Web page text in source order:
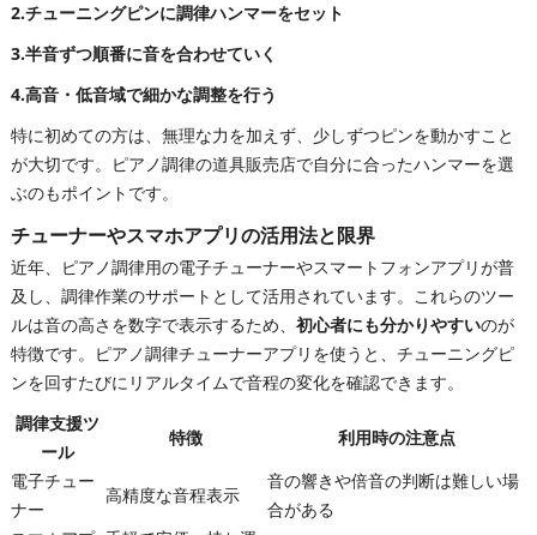
2.チューニングピンに調律ハンマーをセット
3.半音ずつ順番に音を合わせていく
4.高音・低音域で細かな調整を行う
特に初めての方は、無理な力を加えず、少しずつピンを動かすこと
が大切です。ピアノ調律の道具販売店で自分に合ったハンマーを選
ぶのもポイントです。
チューナーやスマホアプリの活用法と限界
近年、ピアノ調律用の電子チューナーやスマートフォンアプリが普
及し、調律作業のサポートとして活用されています。これらのツー
ルは音の高さを数字で表示するため、 初心者にも分かりやすいのが
特徴です。ピアノ調律チューナーアプリを使うと、チューニングピ
ンを回すたびにリアルタイムで音程の変化を確認できます。
調律支援ツ
ール
特徴
利用時の注意点
電子チュー
ナー
高精度な音程表示
音の響きや倍音の判断は難しい場
合がある